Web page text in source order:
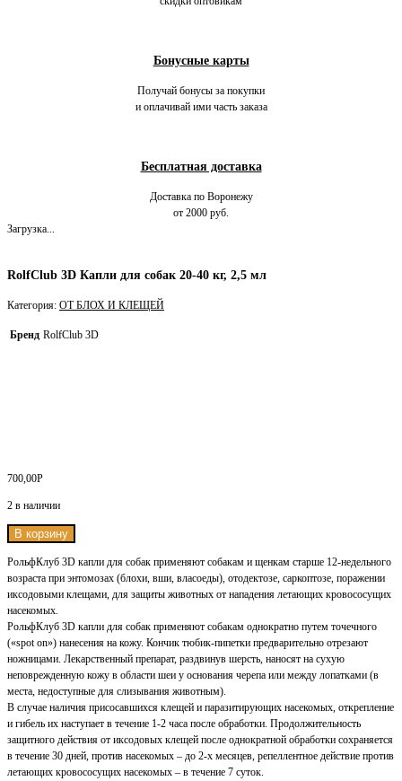
Бонусные карты
Получай бонусы за покупки
и оплачивай ими часть заказа
Бесплатная доставка
Доставка по Воронежу
от 2000 руб.
Загрузка...
RolfClub 3D Капли для собак 20-40 кг, 2,5 мл
Категория: ОТ БЛОХ И КЛЕЩЕЙ
Бренд RolfClub 3D
700,00Р
2 в наличии
В корзину
РольфКлуб 3D капли для собак применяют собакам и щенкам старше 12-недельного
возраста при энтомозах (блохи, вши, власоеды), отодектозе, саркоптозе, поражении
иксодовыми клещами, для защиты животных от нападения летающих кровососущих
насекомых.
РольфКлуб 3D капли для собак применяют собакам однократно путем точечного
(«spot on») нанесения на кожу. Кончик тюбик-пипетки предварительно отрезают
ножницами. Лекарственный препарат, раздвинув шерсть, наносят на сухую
неповрежденную кожу в области шеи у основания черепа или между лопатками (в
места, недоступные для слизывания животным).
В случае наличия присосавшихся клещей и паразитирующих насекомых, открепление
и гибель их наступает в течение 1-2 часа после обработки. Продолжительность
защитного действия от иксодовых клещей после однократной обработки сохраняется
в течение 30 дней, против насекомых – до 2-х месяцев, репеллентное действие против
летающих кровососущих насекомых – в течение 7 суток.